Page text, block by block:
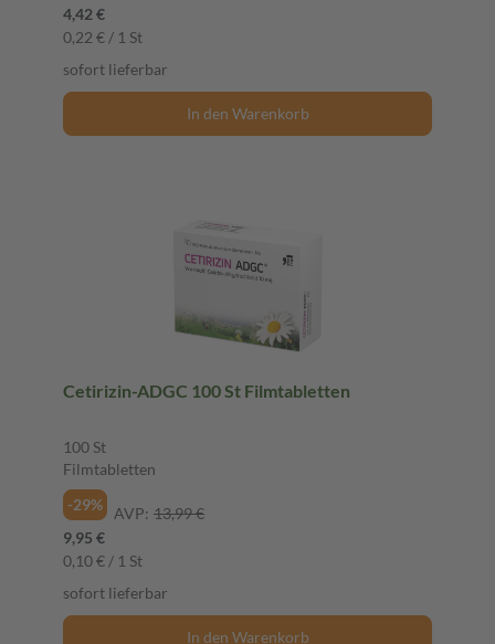
4,42 €
0,22 € / 1 St
sofort lieferbar
In den Warenkorb
Cetirizin-ADGC 100 St Filmtabletten
100 St
Filmtabletten
-29%
AVP: 13,99 €
9,95 €
0,10 € / 1 St
sofort lieferbar
In den Warenkorb